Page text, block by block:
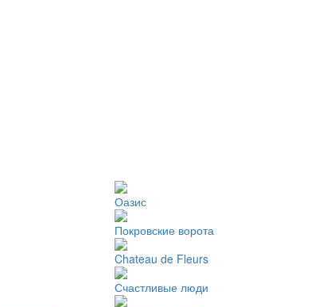
Оазис
Покровские ворота
Chateau de Fleurs
Счастливые люди